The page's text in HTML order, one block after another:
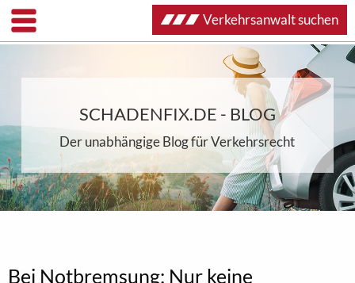
SCHADENFIX.DE - BLOG
Der unabhängige Blog für Verkehrsrecht
Bei Notbremsung: Nur keine
Verkehrsanwalt suchen